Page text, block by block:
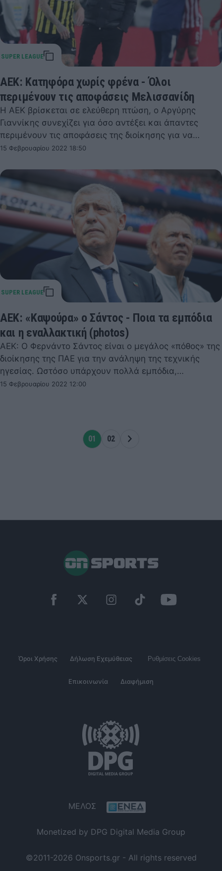
AEK: Κατηφόρα χωρίς φρένα - Όλοι
περιμένουν τις αποφάσεις Μελισσανίδη
Η ΑΕΚ βρίσκεται σε ελεύθερη πτώση, ο Αργύρης
Γιαννίκης συνεχίζει για όσο αντέξει και άπαντες
περιμένουν τις αποφάσεις της διοίκησης για να…
15 Φεβρουαρίου 2022 18:50
ΑΕΚ: «Καψούρα» ο Σάντος - Ποια τα εμπόδια
και η εναλλακτική (photos)
ΑΕΚ: Ο Φερνάντο Σάντος είναι ο μεγάλος «πόθος» της
διοίκησης της ΠΑΕ για την ανάληψη της τεχνικής
ηγεσίας. Ωστόσο υπάρχουν πολλά εμπόδια,…
15 Φεβρουαρίου 2022 12:00
01 02
Όροι Χρήσης Δήλωση Εχεμύθειας Ρυθμίσεις Cookies
Επικοινωνία Διαφήμιση
ΜΕΛΟΣ
Monetized by DPG Digital Media Group
©2011-2026 Onsports.gr - All rights reserved